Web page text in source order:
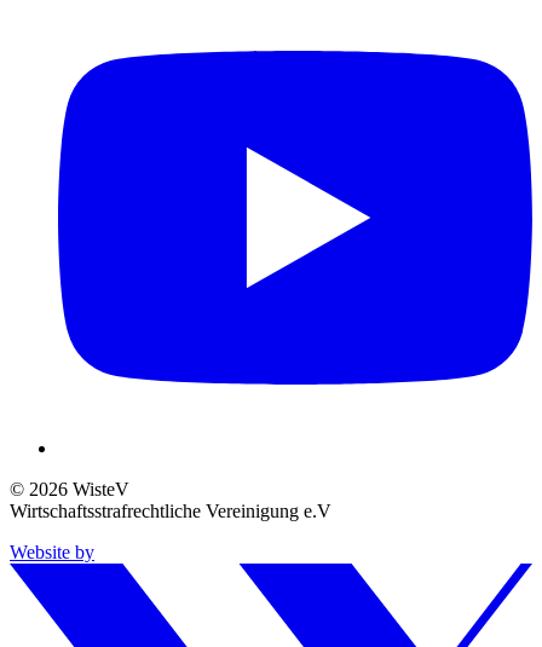
© 2026 WisteV
Wirtschaftsstrafrechtliche Vereinigung e.V
Website by